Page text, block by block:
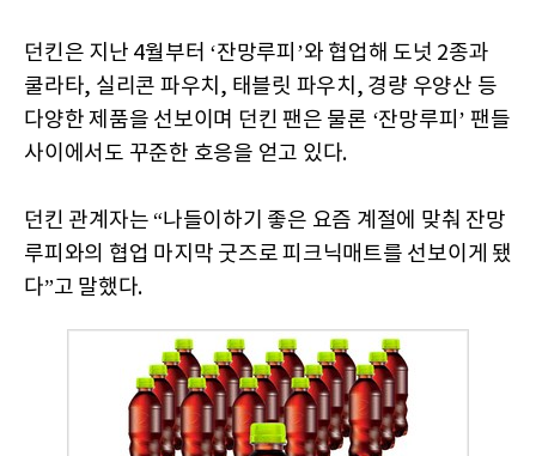
던킨은 지난 4월부터 ‘잔망루피’와 협업해 도넛 2종과
쿨라타, 실리콘 파우치, 태블릿 파우치, 경량 우양산 등
다양한 제품을 선보이며 던킨 팬은 물론 ‘잔망루피’ 팬들
사이에서도 꾸준한 호응을 얻고 있다.
던킨 관계자는 “나들이하기 좋은 요즘 계절에 맞춰 잔망
루피와의 협업 마지막 굿즈로 피크닉매트를 선보이게 됐
다”고 말했다.